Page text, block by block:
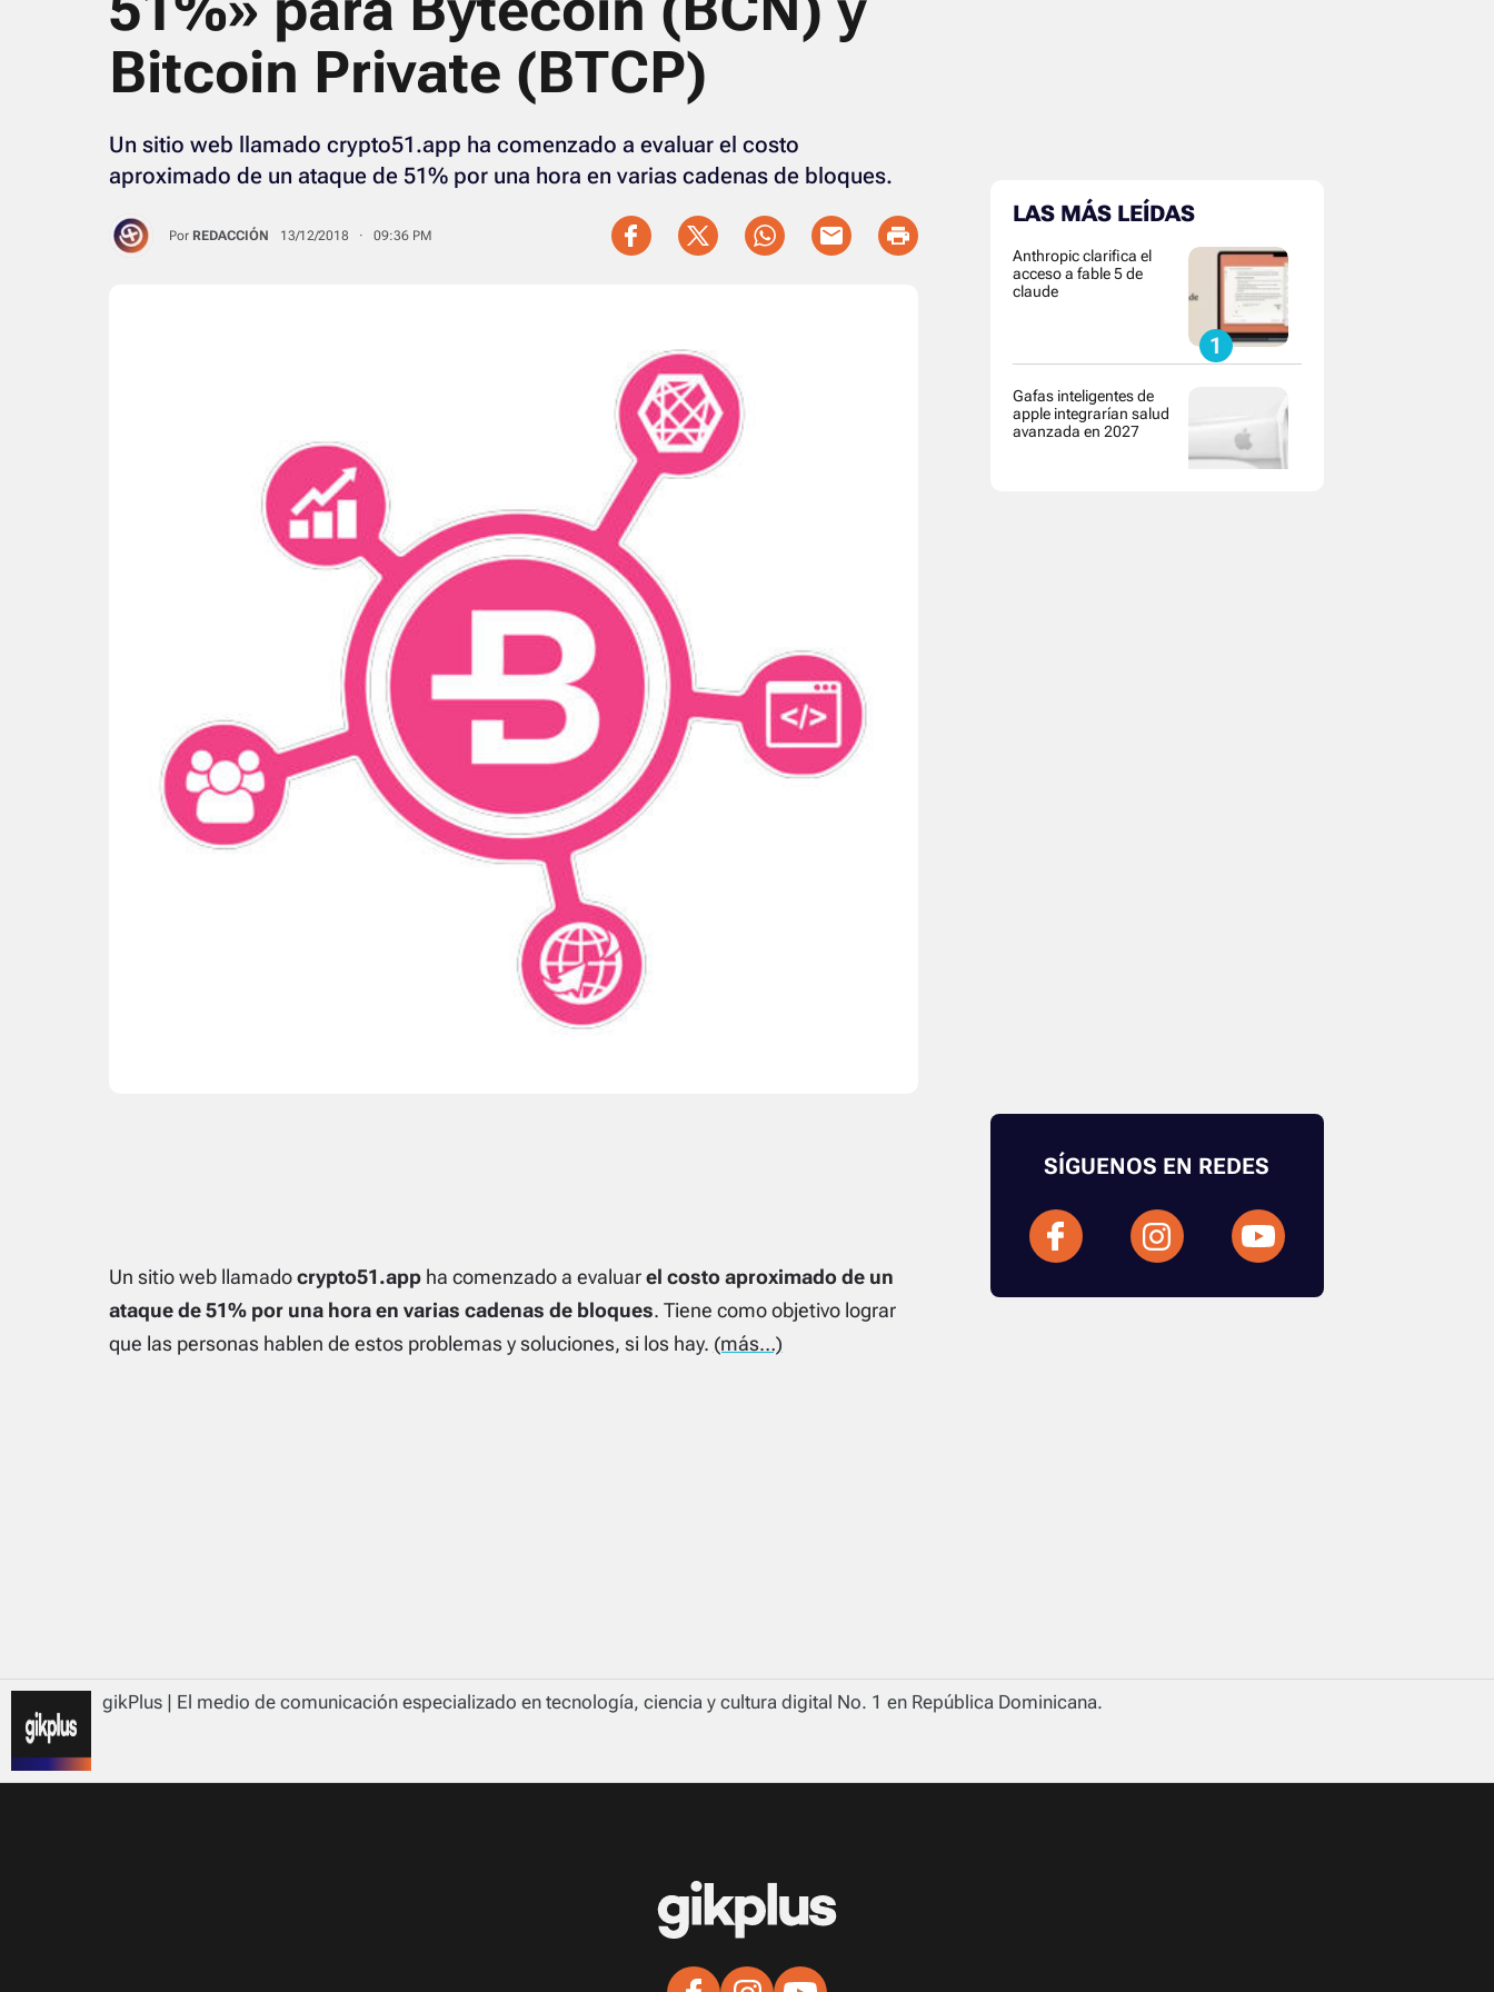
Bitcoin Private (BTCP)
Un sitio web llamado crypto51.app ha comenzado a evaluar el costo
aproximado de un ataque de 51% por una hora en varias cadenas de bloques.
Por REDACCIÓN 13/12/2018 · 09:36 PM
Un sitio web llamadocrypto51.appha comenzado a evaluarel costo aproximado de un
ataque de 51% por una hora en varias cadenas de bloques. Tiene como objetivo lograr
que las personas hablen de estos problemas y soluciones, si los hay. (más…)
LAS MÁS LEÍDAS
Anthropic clarifica el
acceso a fable 5 de
claude
Gafas inteligentes de
apple integrarían salud
avanzada en 2027
SÍGUENOS EN REDES
gikPlus | El medio de comunicación especializado en tecnología, ciencia y cultura digital No. 1 en República Dominicana.